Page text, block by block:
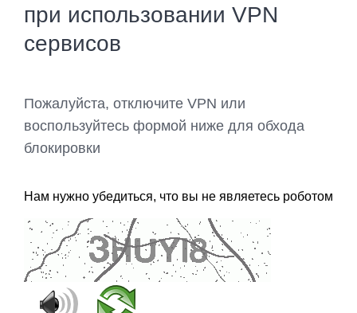
при использовании VPN
сервисов
Пожалуйста, отключите VPN или
воспользуйтесь формой ниже для обхода
блокировки
Нам нужно убедиться, что вы не являетесь роботом